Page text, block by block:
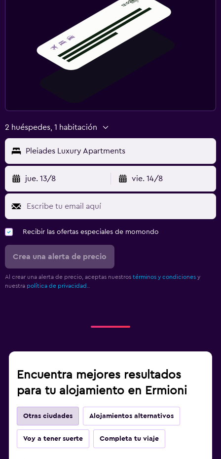
2 huéspedes, 1 habitación
Pleiades Luxury Apartments
jue. 13/8 vie. 14/8
Recibir las ofertas especiales de momondo
Crea una alerta de precio
Al crear una alerta de precio, aceptas nuestros términos y condiciones y
nuestra política de privacidad.
Encuentra mejores resultados
para tu alojamiento en Ermioni
Otras ciudades Alojamientos alternativos
Voy a tener suerte Completa tu viaje